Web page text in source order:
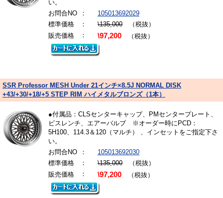
い。
お問合NO
：
105013692029
標準価格
： \135,000 （税抜）
販売価格
： \97,200 （税抜）
SSR Professor MESH Under 21インチ×8.5J NORMAL DISK
+43/+30/+18/+5 STEP RIM ハイメタルブロンズ（1本）
●付属品：CLSセンターキャップ、PMセンタープレート、
ビスレンチ、エアーバルブ ※オーダー時にPCD：
5H100、114.3＆120（マルチ） 、インセットをご指定下さ
い。
お問合NO
：
105013692030
標準価格
： \135,000 （税抜）
販売価格
： \97,200 （税抜）